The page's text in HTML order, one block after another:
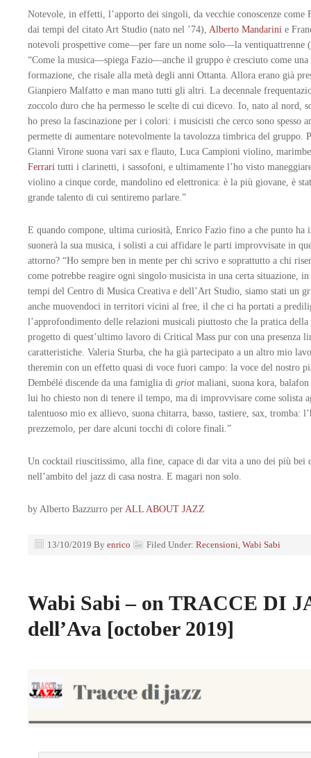
Notevole, in effetti, l’apporto dei singoli, da vecchie conoscenze
dai tempi del citato Art Studio (nato nel ’74), Alberto Mandarini e
notevoli prospettive come—per fare un nome solo—la ventiquattrenne
“Come la musica—spiega Fazio—anche il gruppo è cresciuto come
formazione, che risale alla metà degli anni Ottanta. Allora erano già
Gianpiero Malfatto e man mano tutti gli altri. La decennale
zoccolo duro che ha permesso le scelte di cui dicevo. Io, nato al nord,
ho preso la fascinazione per i colori: i musicisti che cerco sono spesso
permette di aumentare notevolmente la tavolozza timbrica del
Gianni Virone suona vari sax e flauto, Luca Campioni violino,
Ferrari tutti i clarinetti, i sassofoni, e ultimamente l’ho visto
violino a cinque corde, mandolino ed elettronica: è la più giovane, è
grande talento di cui sentiremo parlare.”
E quando compone, ultima curiosità, Enrico Fazio fino a che punto ha
suonerà la sua musica, i solisti a cui affidare le parti improvvisate in
attorno? “Ho sempre ben in mente per chi scrivo e soprattutto a chi
come potrebbe reagire ogni singolo musicista in una certa situazione,
tempi del Centro di Musica Creativa e dell’Art Studio, siamo stati un
anche muovendoci in territori vicini al free, il che ci ha portati a
l’approfondimento delle relazioni musicali piuttosto che la pratica
progetto di quest’ultimo lavoro di Critical Mass pur con una presenza
caratteristiche. Valeria Sturba, che ha già partecipato a un altro mio
theremin con un effetto quasi di voce fuori campo: la voce del nostro
Dembélé discende da una famiglia di griot maliani, suona kora, balafon
lui ho chiesto non di tenere il tempo, ma di improvvisare come solista
talentuoso mio ex allievo, suona chitarra, basso, tastiere, sax, tromba:
prezzemolo, per dare alcuni tocchi di colore finali.”
Un cocktail riuscitissimo, alla fine, capace di dar vita a uno dei più bei
nell’ambito del jazz di casa nostra. E magari non solo.
by Alberto Bazzurro per ALL ABOUT JAZZ
13/10/2019 By enrico Filed Under: Recensioni Wabi Sabi
Wabi Sabi – on TRACCE DI
dell’Ava [october 2019]